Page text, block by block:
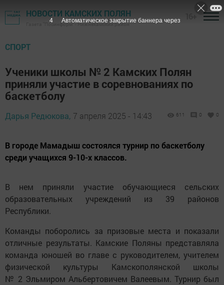
НОВОСТИ КАМСКИХ ПОЛЯН
Газета "Посинформ" - Нижнекамский район
СПОРТ
Ученики школы № 2 Камских Полян
приняли участие в соревнованиях по
баскетболу
Дарья Редюкова, 7 апреля 2025 - 14:43 611 0 0
В городе Мамадыш состоялся турнир по баскетболу
среди учащихся 9-10-х классов.
В нем приняли участие обучающиеся сельских
образовательных учреждений из 39 районов
Республики.
Команды поборолись за призовые места и показали
отличные результаты. Камские Поляны представляла
команда юношей во главе с руководителем, учителем
физической культуры Камскополянской школы
№ 2 Эльмиром Альбертовичем Валеевым. Турнир был
3 Автоматическое закрытие баннера через